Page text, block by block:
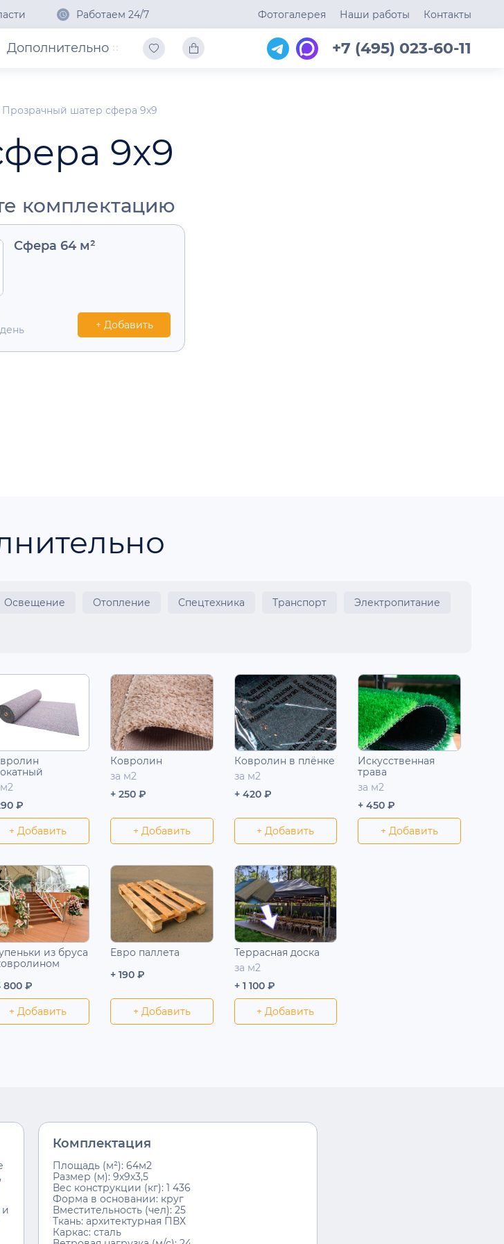
Работаем 24/7 Фотогалерея Наши работы Контакты
Дополнительно +7 (495) 023-60-11
Прозрачный шатер сфера 9x9
9x9
комплектацию
Сфера 64 м²
+ Добавить
Освещение Отопление Спецтехника Транспорт Электропитание
₽
+ Добавить
Ковролин
за м2
+ 250 ₽
+ Добавить
Ковролин в плёнке
за м2
+ 420 ₽
+ Добавить
Искусственная
трава
за м2
+ 450 ₽
+ Добавить
из бруса
800 ₽
+ Добавить
Евро паллета
+ 190 ₽
+ Добавить
Террасная доска
за м2
+ 1 100 ₽
+ Добавить
и
Комплектация
Площадь (м²): 64м2
Размер (м): 9х9х3,5
Вес конструкции (кг): 1 436
Форма в основании: круг
Вместительность (чел): 25
Ткань: архитектурная ПВХ
Каркас: сталь